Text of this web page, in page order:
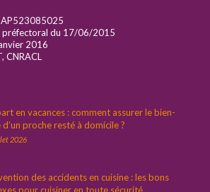
préfectoral du 17/06/2015
2016
CNRACL
en vacances : comment assurer le bien-
d’un proche resté à domicile ?
2026
des accidents en cuisine : les bons
pour cuisiner en toute sécurité